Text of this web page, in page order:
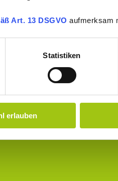
Art. 13 DSGVO aufmerksam
Statistiken
erlauben